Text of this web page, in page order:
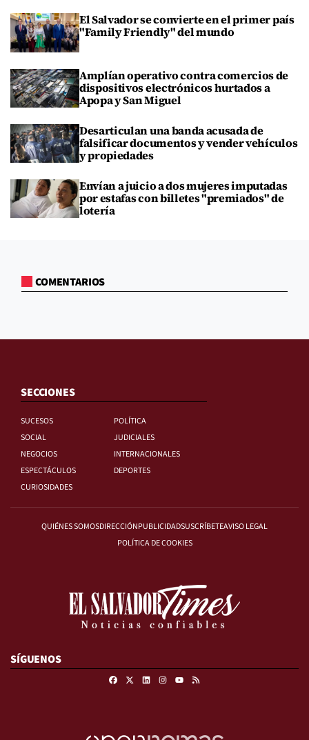
El Salvador se convierte en el primer país
"Family Friendly" del mundo
Amplían operativo contra comercios de
dispositivos electrónicos hurtados a
Apopa y San Miguel
Desarticulan una banda acusada de
falsificar documentos y vender vehículos
y propiedades
Envían a juicio a dos mujeres imputadas
por estafas con billetes "premiados" de
lotería
COMENTARIOS
SECCIONES
SUCESOS
POLÍTICA
SOCIAL
JUDICIALES
NEGOCIOS
INTERNACIONALES
ESPECTÁCULOS
DEPORTES
CURIOSIDADES
QUIÉNES SOMOSDIRECCIÓNPUBLICIDADSUSCRÍBETEAVISO LEGAL
POLÍTICA DE COOKIES
SÍGUENOS
FacebookLinkedinInstagramRSS